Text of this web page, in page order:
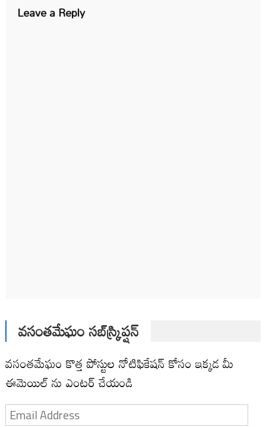
Leave a Reply
వసంతమేఘం సబ్‌స్క్రిప్షన్
వసంతమేఘం కొత్త పోస్టుల నోటిఫికేషన్ కోసం ఇక్కడ మీ
ఈమెయిల్ ను ఎంటర్ చేయండి
Email